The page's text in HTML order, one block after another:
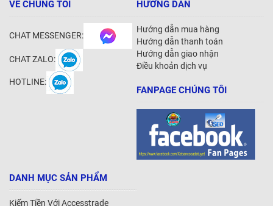
VỀ CHÚNG TÔI
CHAT MESSENGER:
CHAT ZALO:
HOTLINE:
HƯỚNG DẪN
Hướng dẫn mua hàng
Hướng dẫn thanh toán
Hướng dẫn giao nhận
Điều khoản dịch vụ
FANPAGE CHÚNG TÔI
DANH MỤC SẢN PHẨM
Kiếm Tiền Với Accesstrade